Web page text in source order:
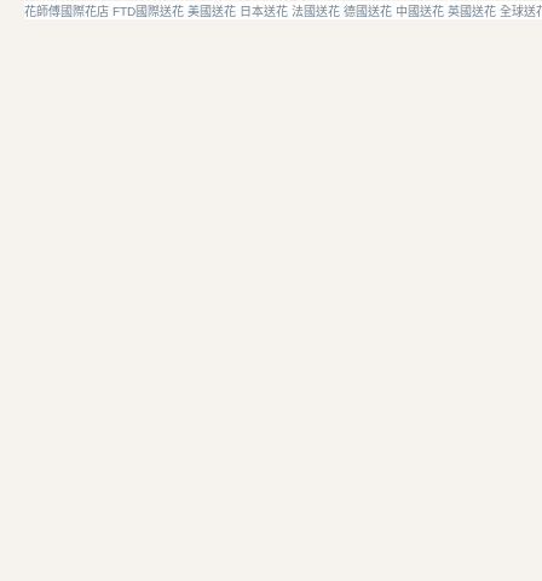
花師傅國際花店 FTD國際送花 美國送花 日本送花 法國送花 德國送花 中國送花 英國送花 全球送